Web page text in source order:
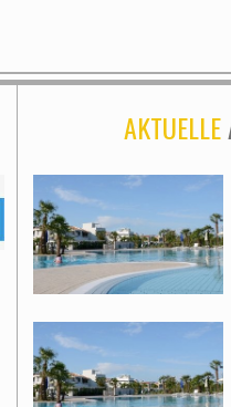
AKTUELLE